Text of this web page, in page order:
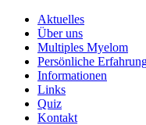
Aktuelles
Über uns
Multiples Myelom
Persönliche
Informationen
Links
Quiz
Kontakt